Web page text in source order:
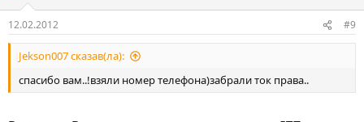
12.02.2012 #9
Jekson007 сказав(ла):
спасибо вам..!взяли номер телефона)забрали ток права..